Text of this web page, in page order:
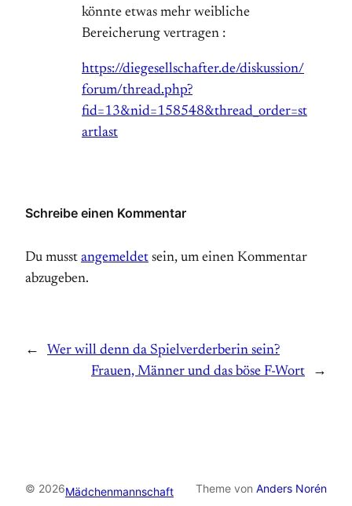
könnte etwas mehr weibliche
Bereicherung vertragen :
https://diegesellschafter.de/diskussion/
forum/thread.php?
fid=13&nid=158548&thread_order=st
artlast
Schreibe einen Kommentar
Du musst angemeldet sein, um einen Kommentar
abzugeben.
←
Wer will denn da Spielverderberin sein?
Frauen, Männer und das böse F-Wort
→
© 2026Mädchenmannschaft Theme von Anders Norén